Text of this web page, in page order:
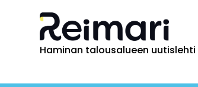
Haminan talousalueen uutislehti